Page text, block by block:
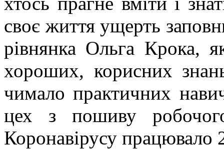
своє життя ущерть
рівнянка Ольга Крока,
хороших, корисних
чимало практичних
цех з пошиву
Коронавірусу працювало